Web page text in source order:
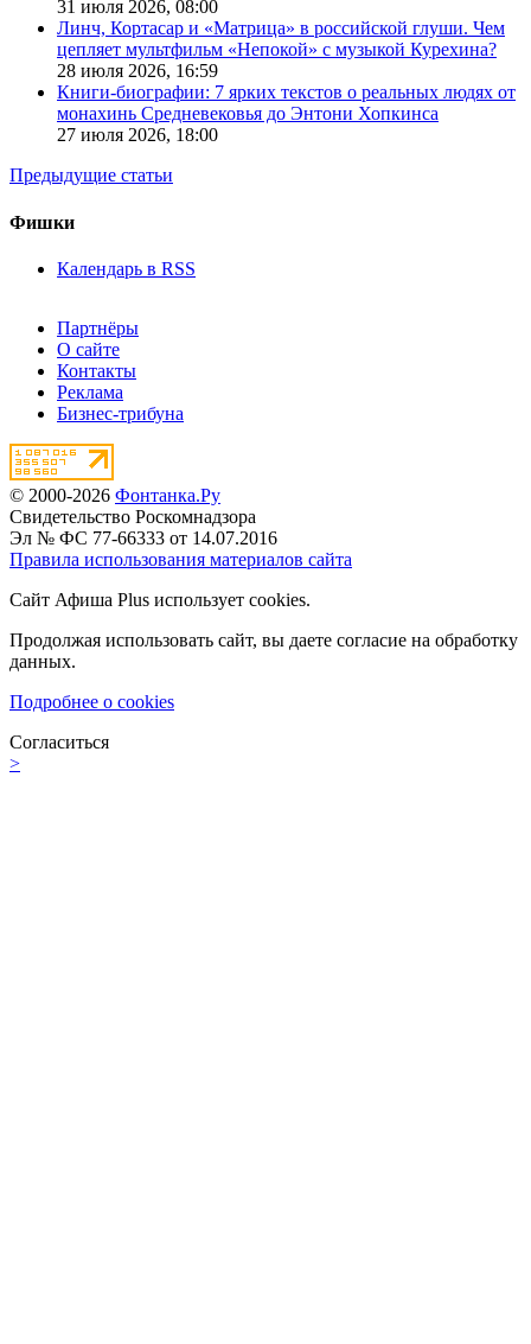
31 июля 2026, 08:00
Линч, Кортасар и «Матрица» в российской глуши. Чем
цепляет мультфильм «Непокой» с музыкой Курехина?
28 июля 2026, 16:59
Книги-биографии: 7 ярких текстов о реальных людях от
монахинь Средневековья до Энтони Хопкинса
27 июля 2026, 18:00
Предыдущие статьи
Фишки
Календарь в RSS
Партнёры
О сайте
Контакты
Реклама
Бизнес-трибуна
© 2000-2026 Фонтанка.Ру
Свидетельство Роскомнадзора
Эл № ФС 77-66333 от 14.07.2016
Правила использования материалов сайта
Сайт Афиша Plus использует cookies.
Продолжая использовать сайт, вы даете согласие на обработку
данных.
Подробнее о cookies
Согласиться
>